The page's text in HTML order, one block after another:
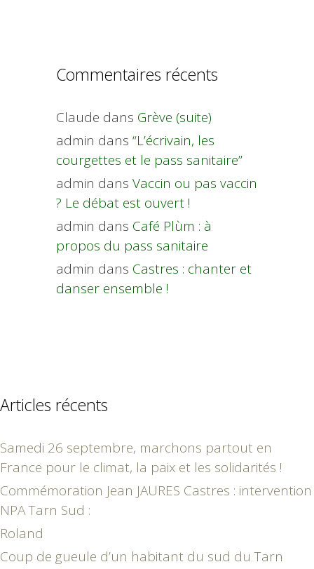
Commentaires récents
Claude dans Grève (suite)
admin dans “L’écrivain, les
courgettes et le pass sanitaire”
admin dans Vaccin ou pas vaccin
? Le débat est ouvert !
admin dans Café Plùm : à
propos du pass sanitaire
admin dans Castres : chanter et
danser ensemble !
Articles récents
Samedi 26 septembre, marchons partout en
France pour le climat, la paix et les solidarités !
Commémoration Jean JAURES Castres : intervention
NPA Tarn Sud :
Roland
Coup de gueule d’un habitant du sud du Tarn